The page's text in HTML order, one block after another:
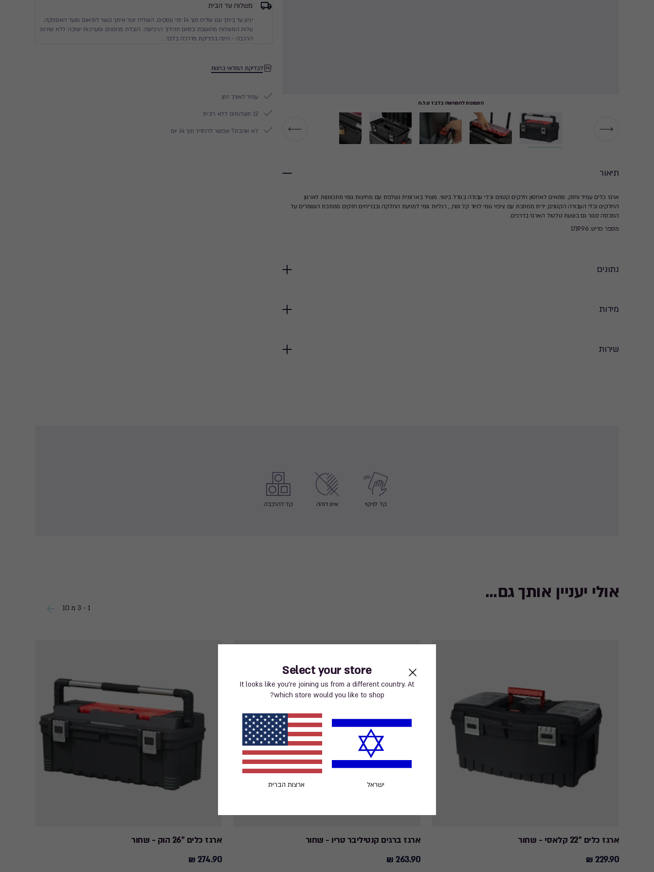
Select your store
It looks like you’re joining us from a different country. At
which store would you like to shop?
ישראל ארצות הברית
משלוח עד הבית
יגיע עד ביתך עם שליח תוך 14 ימי עסקים. השליח יצור איתך קשר לתיאום מועד האספקה.
עלות המשלוח מחושבת בסיום תהליך הרכישה. הובלת מחסנים ומערכות ישיבה ללא שירות
הרכבה - הינה בפריקת מדרכה בלבד.
לבדיקת המלאי בחנות
עמיד לאורך זמן
12 תשלומים ללא ריבית
לא אהבת? אפשר להחזיר תוך 14 יום
התמונות להמחשה בלבד ט.ל.ח
תיאור
ארגז כלים עמיד וחזק. מתאים לאחסון חלקים קטנים וכלי עבודה בגודל בינוני. מצויד בארגונית נשלפת עם מחיצות גומי מתכווננות לארגון
החלקים וכלי העבודה הקטנים, ידית ממתכת עם ציפוי גומי לניוד קל ונוח, , רגליות גומי למניעת החלקה ובבריחים חזקים ממתכת השומרים על
המכסה סגור גם בשעת טלטול הארגז בדרכים.
מספר פריט: 171996
נתונים
מידות
שירות
קל לניקוי אינו דוהה קל להרכבה
אולי יעניין אותך גם...
1 - 3 מ 10
ארגז כלים "22 קלאסי - שחור
229.90
229.90 ₪
ארגז ברגים קנטיליבר טריו - שחור
263.90
263.90 ₪
ארגז כלים "26 הוק - שחור
274.90
274.90 ₪